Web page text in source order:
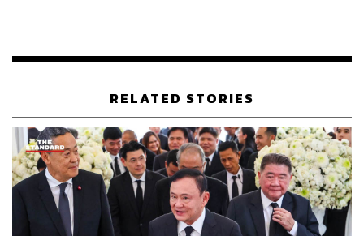
พัฒนาประเทศ และพัฒนาคุณภาพชีวิตให้กับพี่น้องประชาชน
ข้อมูลจากดาวเทียม THEOS-2 จะเป็นข้อมูลที่สำคัญใน
การนำไปพัฒนาและสร้างประโยชน์ได้อย่างเท่าเทียม ลด
ความเหลื่อมล้ำ เพื่อความเป็นอยู่ที่ดีของประชาชน เช่น ด้าน
การจัดการเกษตร, ด้านการจัดการเมือง, ด้าน
ทรัพยากรธรรมชาติและสิ่งแวดล้อม, ด้านการจัดการน้ำ,
ด้านการจัดการภัยพิบัติ รวมถึงด้านความมั่นคงด้วย
RELATED STORIES